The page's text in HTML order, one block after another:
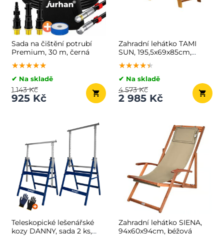
Sada na čištění potrubí
Premium, 30 m, černá
★★★★★
★★★★★
★★★★★
✔ Na skladě
925 Kč
1 143 Kč
Zahradní lehátko TAMI
SUN, 195,5x69x85cm,
přírodní hnědá
★★★★★
★★★★★
★★★★★
✔ Na skladě
2 985 Kč
4 573 Kč
Teleskopické lešenářské
kozy DANNY, sada 2 ks,
Zahradní lehátko SIENA,
94x60x94cm, béžová